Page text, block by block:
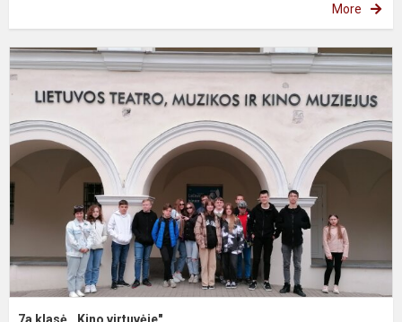
More
7a klasė ,,Kino virtuvėje"